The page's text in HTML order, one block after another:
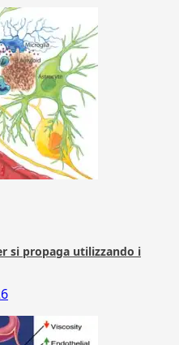
si propaga utilizzando i